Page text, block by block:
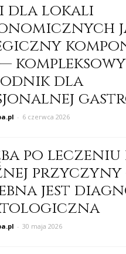
dla lokali
kompleksowy
dla
- 6 czerwca 2026
po leczeniu
przyczyny
jest
- 30 maja 2026